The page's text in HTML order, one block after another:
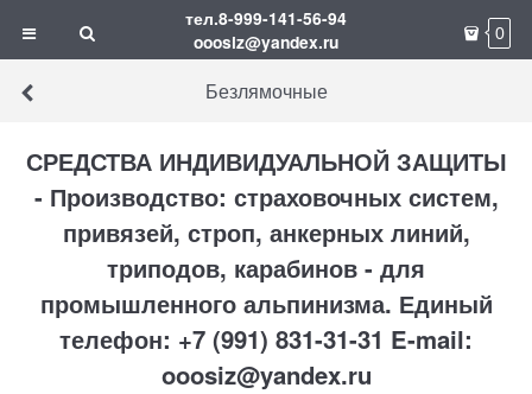
тел.8-999-141-56-94
ooosiz@yandex.ru
0
Безлямочные
СРЕДСТВА ИНДИВИДУАЛЬНОЙ ЗАЩИТЫ
- Производство: страховочных систем,
привязей, строп, анкерных линий,
триподов, карабинов - для
промышленного альпинизма. Единый
телефон: +7 (991) 831-31-31 E-mail:
ooosiz@yandex.ru